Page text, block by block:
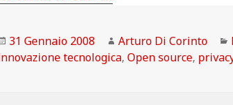
Scritto
il
31 Gennaio 2008 Autore
Arturo Di Corinto
tecnologica,Open source,